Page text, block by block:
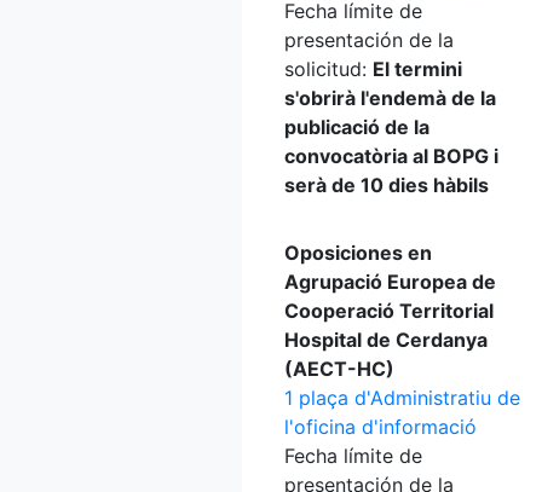
Fecha límite de
presentación de la
solicitud: El termini
s'obrirà l'endemà de la
publicació de la
convocatòria al BOPG i
serà de 10 dies hàbils
Oposiciones en
Agrupació Europea de
Cooperació Territorial
Hospital de Cerdanya
(AECT-HC)
1 plaça d'Administratiu de
l'oficina d'informació
Fecha límite de
presentación de la